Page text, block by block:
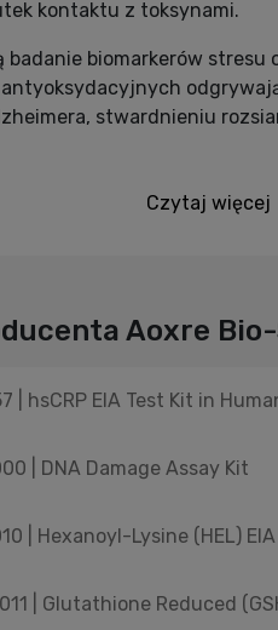
kontaktu z toksynami.
biomarkerów
stwardnieniu
Czytaj więcej
Aoxre
hsCRP EIA Test Kit in
| DNA Damage Assay Kit
| Hexanoyl-Lysine (HEL)
| Glutathione Reduced